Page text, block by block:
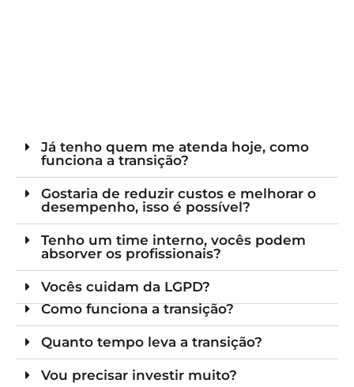
Já tenho quem me atenda hoje, como
funciona a transição?
Gostaria de reduzir custos e melhorar o
desempenho, isso é possível?
Tenho um time interno, vocês podem
absorver os profissionais?
Vocês cuidam da LGPD?
Como funciona a transição?
Quanto tempo leva a transição?
Vou precisar investir muito?